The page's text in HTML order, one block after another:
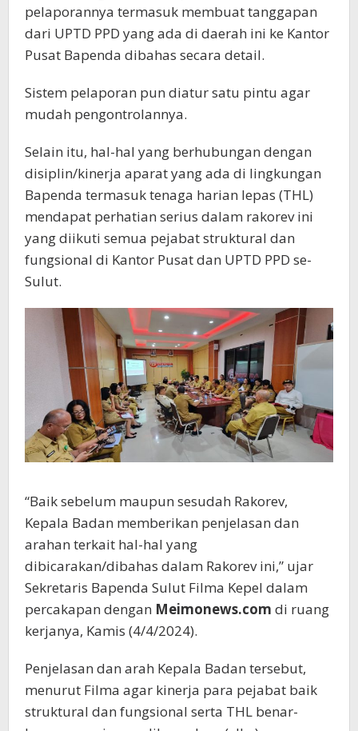
pelaporannya termasuk membuat tanggapan
dari UPTD PPD yang ada di daerah ini ke Kantor
Pusat Bapenda dibahas secara detail.
Sistem pelaporan pun diatur satu pintu agar
mudah pengontrolannya.
Selain itu, hal-hal yang berhubungan dengan
disiplin/kinerja aparat yang ada di lingkungan
Bapenda termasuk tenaga harian lepas (THL)
mendapat perhatian serius dalam rakorev ini
yang diikuti semua pejabat struktural dan
fungsional di Kantor Pusat dan UPTD PPD se-
Sulut.
“Baik sebelum maupun sesudah Rakorev,
Kepala Badan memberikan penjelasan dan
arahan terkait hal-hal yang
dibicarakan/dibahas dalam Rakorev ini,” ujar
Sekretaris Bapenda Sulut Filma Kepel dalam
percakapan dengan Meimonews.com di ruang
kerjanya, Kamis (4/4/2024).
Penjelasan dan arah Kepala Badan tersebut,
menurut Filma agar kinerja para pejabat baik
struktural dan fungsional serta THL benar-